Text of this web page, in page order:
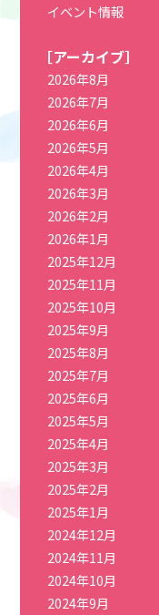
イベント情報
［アーカイブ］
2026年8月
2026年7月
2026年6月
2026年5月
2026年4月
2026年3月
2026年2月
2026年1月
2025年12月
2025年11月
2025年10月
2025年9月
2025年8月
2025年7月
2025年6月
2025年5月
2025年4月
2025年3月
2025年2月
2025年1月
2024年12月
2024年11月
2024年10月
2024年9月